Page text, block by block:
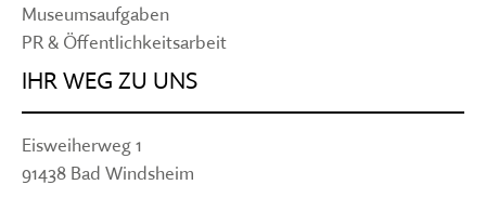
Museumsaufgaben
PR & Öffentlichkeitsarbeit
IHR WEG ZU UNS
Eisweiherweg 1
91438 Bad Windsheim